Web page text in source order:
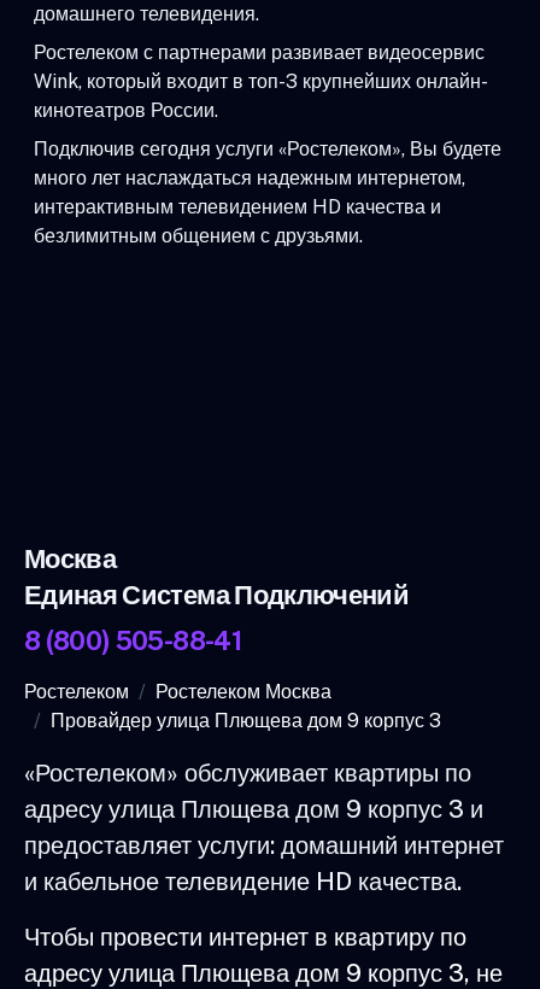
домашнего телевидения.
Ростелеком с партнерами развивает видеосервис
Wink, который входит в топ-3 крупнейших онлайн-
кинотеатров России.
Подключив сегодня услуги «Ростелеком», Вы будете
много лет наслаждаться надежным интернетом,
интерактивным телевидением HD качества и
безлимитным общением с друзьями.
Москва
Единая Система Подключений
8 (800) 505-88-41
Ростелеком
Ростелеком Москва
Провайдер улица Плющева дом 9 корпус 3
«Ростелеком» обслуживает квартиры по
адресу улица Плющева дом 9 корпус 3 и
предоставляет услуги: домашний интернет
и кабельное телевидение HD качества.
Чтобы провести интернет в квартиру по
адресу улица Плющева дом 9 корпус 3, не